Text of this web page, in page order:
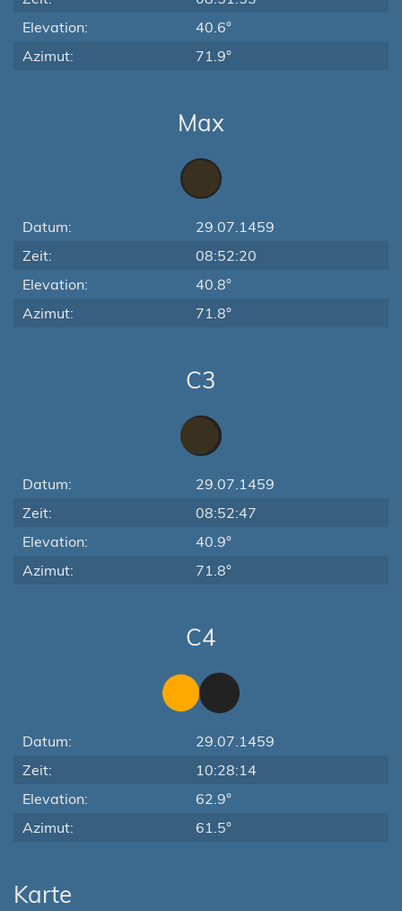
Elevation:
40.6°
Azimut:
71.9°
Max
Datum:
29.07.1459
Zeit:
08:52:20
Elevation:
40.8°
Azimut:
71.8°
C3
Datum:
29.07.1459
Zeit:
08:52:47
Elevation:
40.9°
Azimut:
71.8°
C4
Datum:
29.07.1459
Zeit:
10:28:14
Elevation:
62.9°
Azimut:
61.5°
Karte